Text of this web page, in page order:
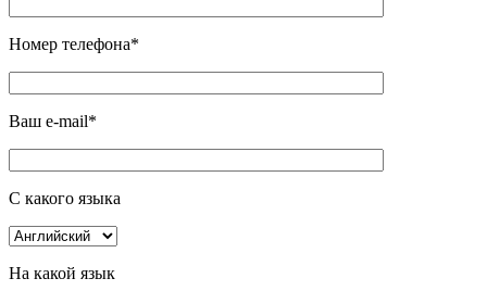
Номер телефона*
Ваш e-mail*
С какого языка
На какой язык